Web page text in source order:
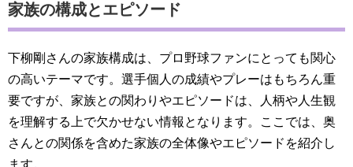
家族の構成とエピソード
下柳剛さんの家族構成は、プロ野球ファンにとっても関心
の高いテーマです。選手個人の成績やプレーはもちろん重
要ですが、家族との関わりやエピソードは、人柄や人生観
を理解する上で欠かせない情報となります。ここでは、奥
さんとの関係を含めた家族の全体像やエピソードを紹介し
ます。